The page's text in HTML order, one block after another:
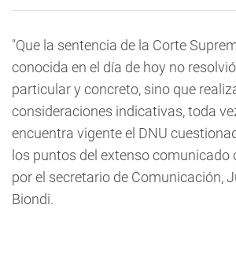
"Que la sentencia de la Corte
conocida en el día de hoy no
particular y concreto, sino que
consideraciones indicativas, toda
encuentra vigente el DNU
los puntos del extenso comunicado
por el secretario de Comunicación,
Biondi.